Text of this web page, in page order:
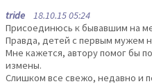
tride 18.10.15 05:24
Присоединюсь к бывавшим на
Правда, детей с первым мужем
Мне кажется, автору помог бы
измены.
Слишком все свежо, недавно и